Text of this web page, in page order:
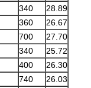
340
28.89
360
26.67
700 27.70
340
25.72
400
26.30
740 26.03